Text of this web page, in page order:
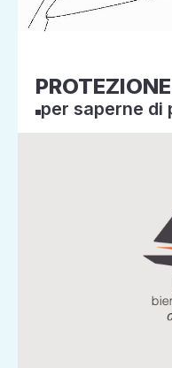
per saperne di